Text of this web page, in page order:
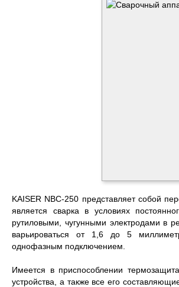
KAISER NBC-250 представляет собой
является сварка в условиях
рутиловыми, чугунными электродами в
варьироваться от 1,6 до 5
однофазным подключением.
Имеется в приспособлении
устройства, а также все его